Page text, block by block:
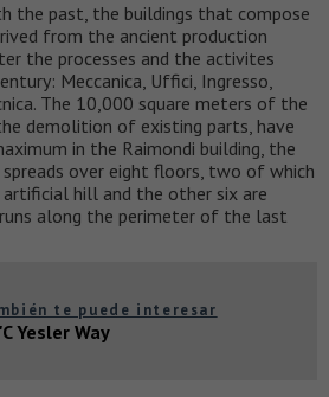
the past, the buildings that compose
from the ancient production
the processes and the activites
Meccanica, Uffici, Ingresso,
The 10,000 square meters of the
demolition of existing parts, have
in the Raimondi building, the
over eight floors, two of which
artificial hill and the other six are
along the perimeter of the last
te puede interesar
Yesler Way